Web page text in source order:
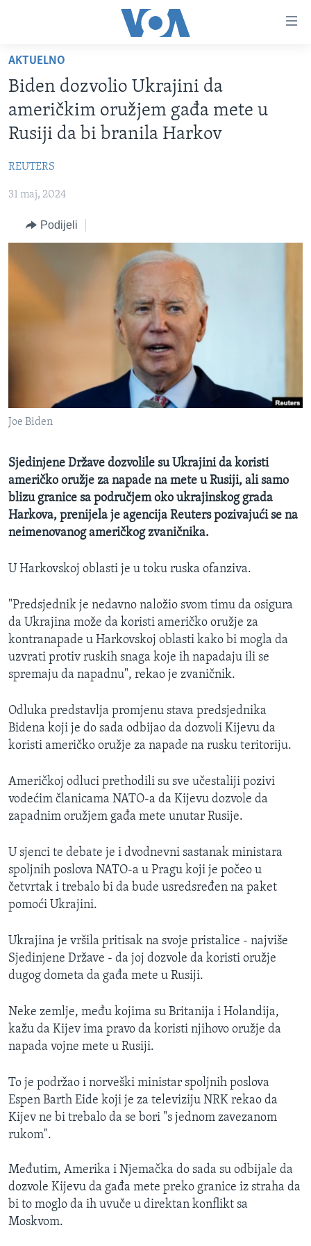
glavni
sadržaj
na
glavnu
Idi
na
pretragu
TV PROGRAM
FOTOGRAFIJE DANA
VIJESTI
BOSNA I HERCEGOVINA
SVIJET
NAUKA I TEHNOLOGIJA
SPECIJALNI PROJEKTI
KORUPCIJA
IZBJEGLIČKA STRANA
MAGAZIN
Learning English
PRATITE NAS
AKTUELNO
Biden dozvolio Ukrajini da
američkim oružjem gađa mete u
Rusiji da bi branila Harkov
REUTERS
31 maj, 2024
Podijeli
Joe Biden
Sjedinjene Države dozvolile su Ukrajini da koristi
američko oružje za napade na mete u Rusiji, ali samo
blizu granice sa područjem oko ukrajinskog grada
Harkova, prenijela je agencija Reuters pozivajući se na
neimenovanog američkog zvaničnika.
U Harkovskoj oblasti je u toku ruska ofanziva.
"Predsjednik je nedavno naložio svom timu da osigura
da Ukrajina može da koristi američko oružje za
kontranapade u Harkovskoj oblasti kako bi mogla da
uzvrati protiv ruskih snaga koje ih napadaju ili se
spremaju da napadnu", rekao je zvaničnik.
Odluka predstavlja promjenu stava predsjednika
Bidena koji je do sada odbijao da dozvoli Kijevu da
koristi američko oružje za napade na rusku teritoriju.
Američkoj odluci prethodili su sve učestaliji pozivi
vodećim članicama NATO-a da Kijevu dozvole da
zapadnim oružjem gađa mete unutar Rusije.
U sjenci te debate je i dvodnevni sastanak ministara
spoljnih poslova NATO-a u Pragu koji je počeo u
četvrtak i trebalo bi da bude usredsređen na paket
pomoći Ukrajini.
Ukrajina je vršila pritisak na svoje pristalice - najviše
Sjedinjene Države - da joj dozvole da koristi oružje
dugog dometa da gađa mete u Rusiji.
Neke zemlje, među kojima su Britanija i Holandija,
kažu da Kijev ima pravo da koristi njihovo oružje da
napada vojne mete u Rusiji.
To je podržao i norveški ministar spoljnih poslova
Espen Barth Eide koji je za televiziju NRK rekao da
Kijev ne bi trebalo da se bori "s jednom zavezanom
rukom".
Međutim, Amerika i Njemačka do sada su odbijale da
dozvole Kijevu da gađa mete preko granice iz straha da
bi to moglo da ih uvuče u direktan konflikt sa
Moskvom.